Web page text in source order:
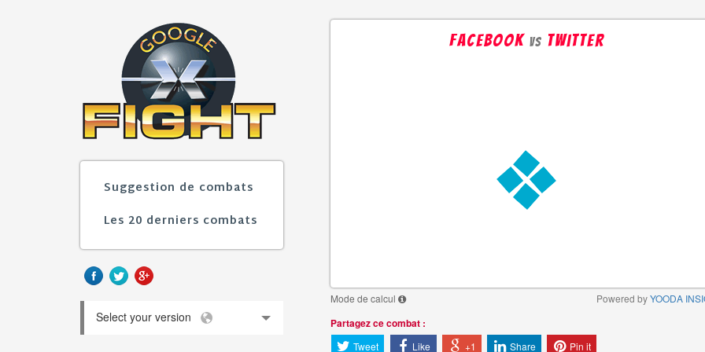
Suggestion de combats
Les 20 derniers combats
Select your version
facebook vs twitter
Mode de calcul Powered byYOODA
Partagez ce combat :
Tweet Like +1 Share Pin it